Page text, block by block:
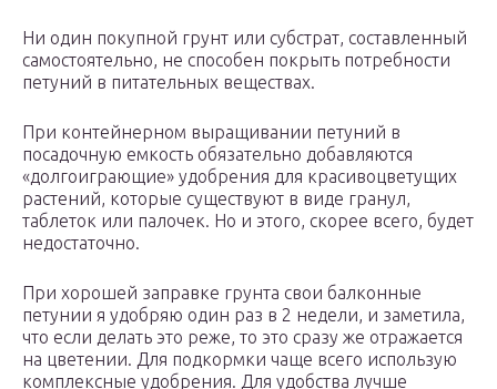
Ни один покупной грунт или субстрат, составленный
самостоятельно, не способен покрыть потребности
петуний в питательных веществах.
При контейнерном выращивании петуний в
посадочную емкость обязательно добавляются
«долгоиграющие» удобрения для красивоцветущих
растений, которые существуют в виде гранул,
таблеток или палочек. Но и этого, скорее всего, будет
недостаточно.
При хорошей заправке грунта свои балконные
петунии я удобряю один раз в 2 недели, и заметила,
что если делать это реже, то это сразу же отражается
на цветении. Для подкормки чаще всего использую
комплексные удобрения. Для удобства лучше